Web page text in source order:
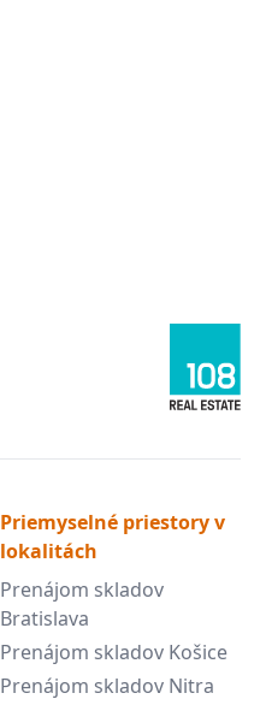
Priemyselné priestory v
lokalitách
Prenájom skladov
Bratislava
Prenájom skladov Košice
Prenájom skladov Nitra